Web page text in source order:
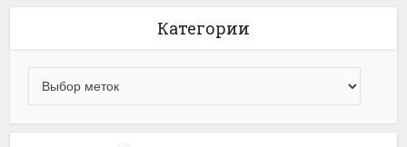
Категории